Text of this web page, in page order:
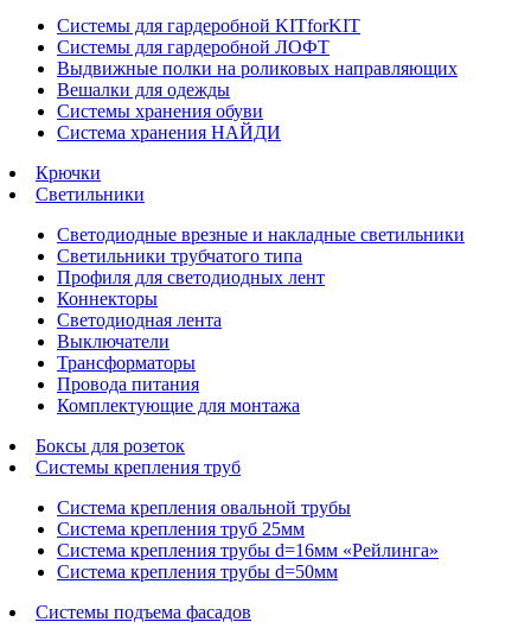
Системы для гардеробной KITforKIT
Системы для гардеробной ЛОФТ
Выдвижные полки на роликовых направляющих
Вешалки для одежды
Системы хранения обуви
Система хранения НАЙДИ
Крючки
Светильники
Светодиодные врезные и накладные светильники
Светильники трубчатого типа
Профиля для светодиодных лент
Коннекторы
Светодиодная лента
Выключатели
Трансформаторы
Провода питания
Комплектующие для монтажа
Боксы для розеток
Системы крепления труб
Система крепления овальной трубы
Система крепления труб 25мм
Система крепления трубы d=16мм «Рейлинга»
Система крепления трубы d=50мм
Системы подъема фасадов